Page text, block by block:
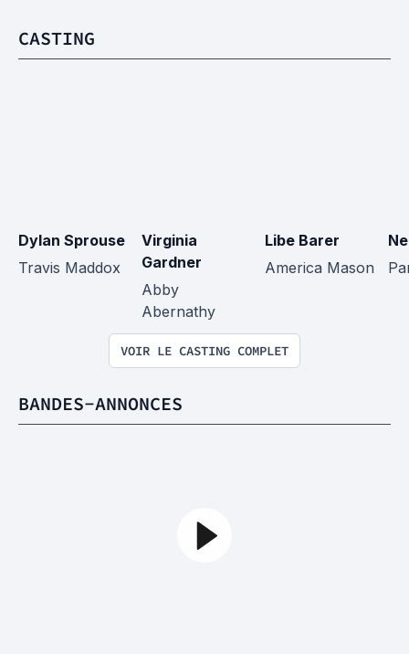
CASTING
Dylan Sprouse
Travis Maddox
Virginia
Gardner
Abby
Abernathy
Libe Barer
America Mason
VOIR LE CASTING COMPLET
BANDES-ANNONCES